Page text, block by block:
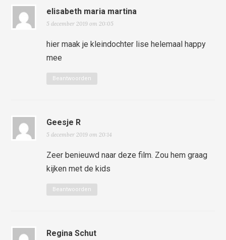
elisabeth maria martina
5 december 2019 om 20:05
hier maak je kleindochter lise helemaal happy
mee
Beantwoorden
Geesje R
5 december 2019 om 20:14
Zeer benieuwd naar deze film. Zou hem graag
kijken met de kids
Beantwoorden
Regina Schut